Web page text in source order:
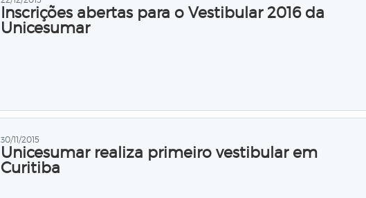
Inscrições abertas para o Vestibular 2016 da
Unicesumar
30/11/2015
Unicesumar realiza primeiro vestibular em
Curitiba